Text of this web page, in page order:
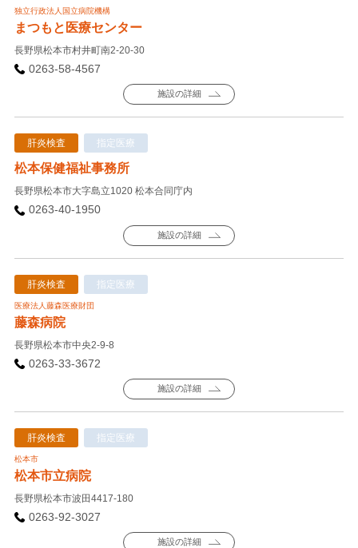
独立行政法人国立病院機構
まつもと医療センター
長野県松本市村井町南2-20-30
0263-58-4567
施設の詳細
肝炎検査 指定医療
松本保健福祉事務所
長野県松本市大字島立1020 松本合同庁内
0263-40-1950
施設の詳細
肝炎検査 指定医療
医療法人藤森医療財団
藤森病院
長野県松本市中央2-9-8
0263-33-3672
施設の詳細
肝炎検査 指定医療
松本市
松本市立病院
長野県松本市波田4417-180
0263-92-3027
施設の詳細